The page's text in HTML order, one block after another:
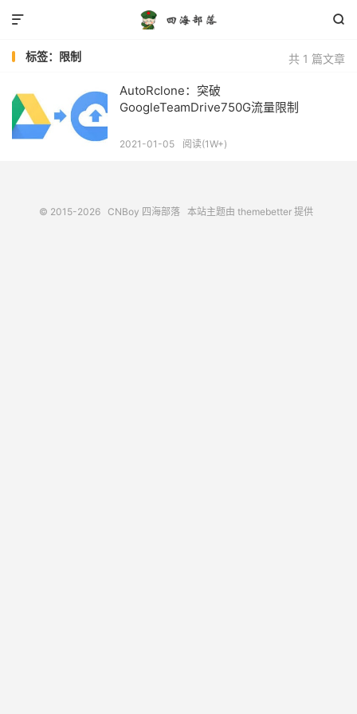


共 1 篇文章
标签：限制
AutoRclone：突破
GoogleTeamDrive750G流量限制
2021-01-05 阅读(1W+)
© 2015-2026 CNBoy 四海部落 本站主题由 themebetter 提供